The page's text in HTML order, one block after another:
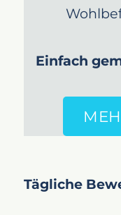
Einfach
Tägliche